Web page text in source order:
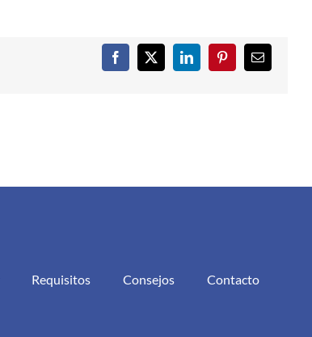
Facebook
X LinkedInPinterestCorreo
electrónico
Requisitos Consejos Contacto